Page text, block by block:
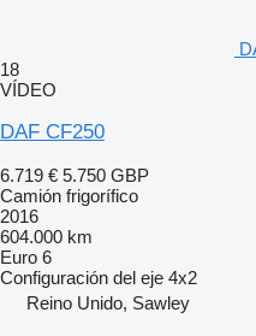
18
VÍDEO
DAF CF250
6.719 € 5.750 GBP
Camión frigorífico
2016
604.000 km
Euro 6
Configuración del eje 4x2
Reino Unido, Sawley